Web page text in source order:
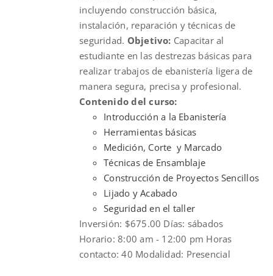
incluyendo construcción básica,
instalación, reparación y técnicas de
seguridad. Objetivo: Capacitar al
estudiante en las destrezas básicas para
realizar trabajos de ebanistería ligera de
manera segura, precisa y profesional.
Contenido del curso:
Introducción a la Ebanistería
Herramientas básicas
Medición, Corte y Marcado
Técnicas de Ensamblaje
Construcción de Proyectos Sencillos
Lijado y Acabado
Seguridad en el taller
Inversión: $675.00 Días: sábados
Horario: 8:00 am - 12:00 pm Horas
contacto: 40 Modalidad: Presencial